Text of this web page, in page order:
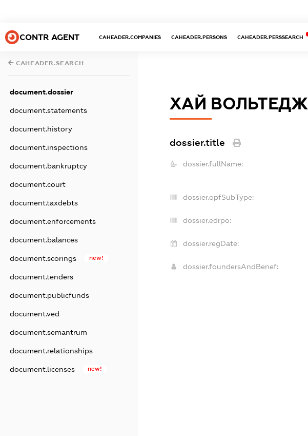
CONTR AGENT CAHEADER.COMPANIES CAHEADER.PERSONS CAHEADER.PERSSEARCH
CAHEADER.SEARCH
document.dossier
document.statements
document.history
document.inspections
document.bankruptcy
document.court
document.taxdebts
document.enforcements
document.balances
document.scorings new!
document.tenders
document.publicfunds
document.ved
document.semantrum
document.relationships
document.licenses new!
ХАЙ ВОЛЬТЕДЖ
dossier.title
dossier.fullName:
dossier.opfSubType:
dossier.edrpo:
dossier.regDate:
dossier.foundersAndBenef: